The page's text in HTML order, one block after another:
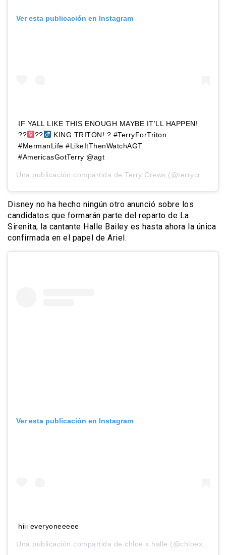
Ver esta publicación en Instagram
IF YALL LIKE THIS ENOUGH MAYBE IT’LL HAPPEN!
??‍
??‍
KING TRITON! ? #TerryForTriton
#MermanLife #LikeItThenWatchAGT
#AmericasGotTerry @agt
Una publicación compartida de Terry Crews (@terrycrews) el
Disney no ha hecho ningún otro anunció sobre los
candidatos que formarán parte del reparto de La
Sirenita; la cantante Halle Bailey es hasta ahora la única
confirmada en el papel de Ariel.​
Ver esta publicación en Instagram
hiii everyoneeeee
Una publicación compartida de chloe x halle (@chloexhalle) el